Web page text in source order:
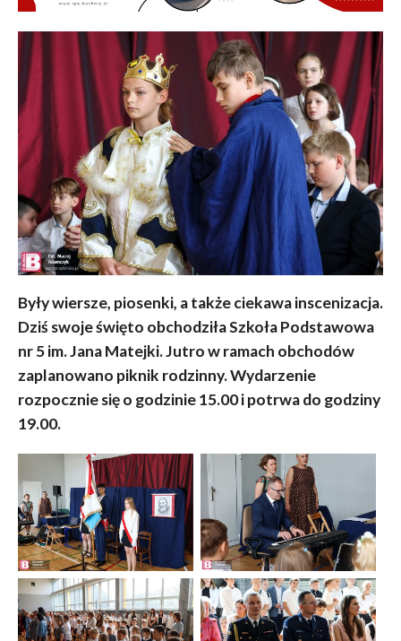
Były wiersze, piosenki, a także ciekawa inscenizacja.
Dziś swoje święto obchodziła Szkoła Podstawowa
nr 5 im. Jana Matejki. Jutro w ramach obchodów
zaplanowano piknik rodzinny. Wydarzenie
rozpocznie się o godzinie 15.00 i potrwa do godziny
19.00.